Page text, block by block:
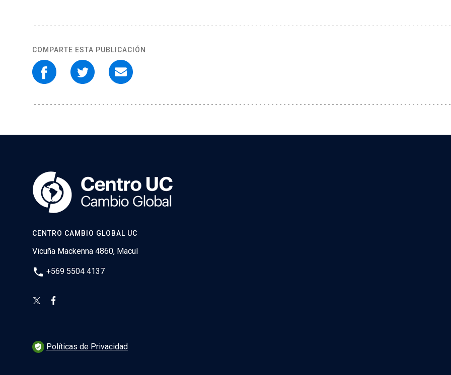
COMPARTE ESTA PUBLICACIÓN
CENTRO CAMBIO GLOBAL UC
Vicuña Mackenna 4860, Macul
phone +569 5504 4137
verified_user Políticas de Privacidad